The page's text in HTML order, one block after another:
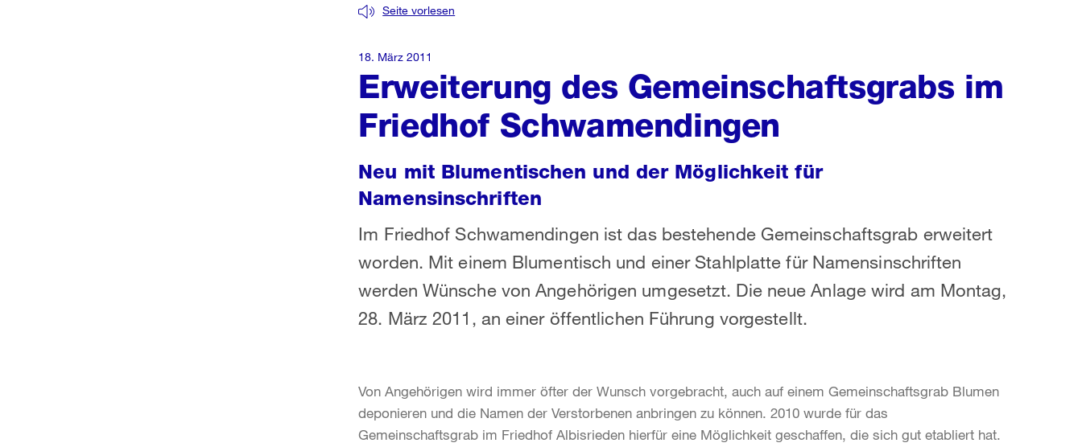
Erweiterung des Gemeinschaftsgrabs im
Friedhof Schwamendingen
Seite vorlesen
Neu mit Blumentischen und der Möglichkeit für
Namensinschriften
Im Friedhof Schwamendingen ist das bestehende Gemeinschaftsgrab erweitert
worden. Mit einem Blumentisch und einer Stahlplatte für Namensinschriften
werden Wünsche von Angehörigen umgesetzt. Die neue Anlage wird am Montag,
28. März 2011, an einer öffentlichen Führung vorgestellt.
18. März 2011
Von Angehörigen wird immer öfter der Wunsch vorgebracht, auch auf einem Gemeinschaftsgrab Blumen
deponieren und die Namen der Verstorbenen anbringen zu können. 2010 wurde für das
Gemeinschaftsgrab im Friedhof Albisrieden hierfür eine Möglichkeit geschaffen, die sich gut etabliert hat.